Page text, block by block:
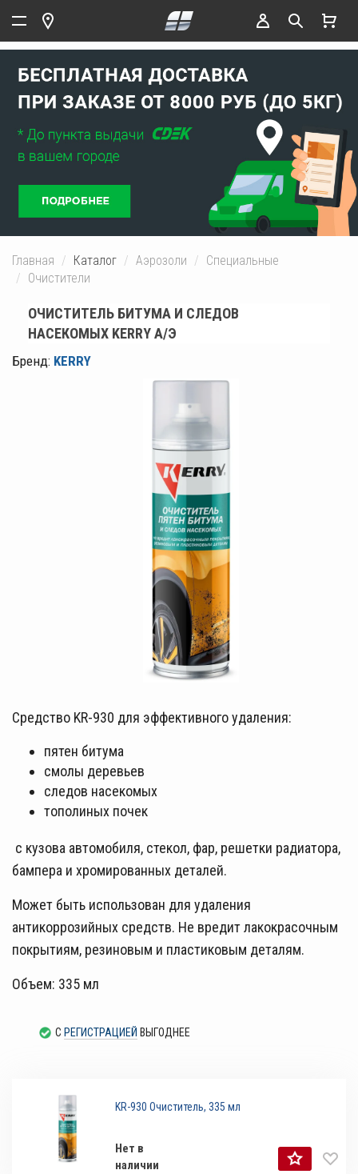
Главная Каталог Аэрозоли
Специальные
Очистители
ОЧИСТИТЕЛЬ БИТУМА И СЛЕДОВ
НАСЕКОМЫХ KERRY А/Э
Бренд: KERRY
Средство KR-930 для эффективного удаления:
пятен битума
смолы деревьев
следов насекомых
тополиных почек
с кузова автомобиля, стекол, фар, решетки радиатора,
бампера и хромированных деталей.
Может быть использован для удаления
антикоррозийных средств. Не вредит лакокрасочным
покрытиям, резиновым и пластиковым деталям.
Объем: 335 мл
С РЕГИСТРАЦИЕЙ ВЫГОДНЕЕ
KR-930 Очиститель, 335 мл
Нет в
наличии